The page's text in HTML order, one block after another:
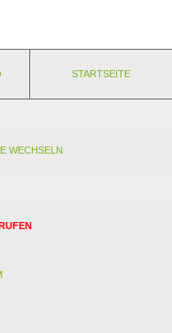
Chardonnay mit
von Apfelblüte, Mineralik
STARTSEITE
WECHSELN